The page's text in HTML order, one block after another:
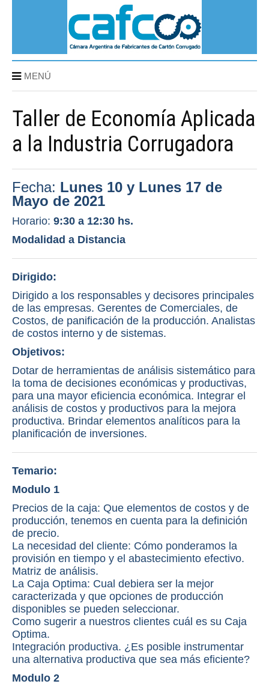
MENÚ
Taller de Economía Aplicada
a la Industria Corrugadora
Fecha: Lunes 10 y Lunes 17 de
Mayo de 2021
Horario: 9:30 a 12:30 hs.
Modalidad a Distancia
Dirigido:
Dirigido a los responsables y decisores principales
de las empresas. Gerentes de Comerciales, de
Costos, de panificación de la producción. Analistas
de costos interno y de sistemas.
Objetivos:
Dotar de herramientas de análisis sistemático para
la toma de decisiones económicas y productivas,
para una mayor eficiencia económica. Integrar el
análisis de costos y productivos para la mejora
productiva. Brindar elementos analíticos para la
planificación de inversiones.
Temario:
Modulo 1
Precios de la caja: Que elementos de costos y de
producción, tenemos en cuenta para la definición
de precio.
La necesidad del cliente: Cómo ponderamos la
provisión en tiempo y el abastecimiento efectivo.
Matriz de análisis.
La Caja Optima: Cual debiera ser la mejor
caracterizada y que opciones de producción
disponibles se pueden seleccionar.
Como sugerir a nuestros clientes cuál es su Caja
Optima.
Integración productiva. ¿Es posible instrumentar
una alternativa productiva que sea más eficiente?
Modulo 2